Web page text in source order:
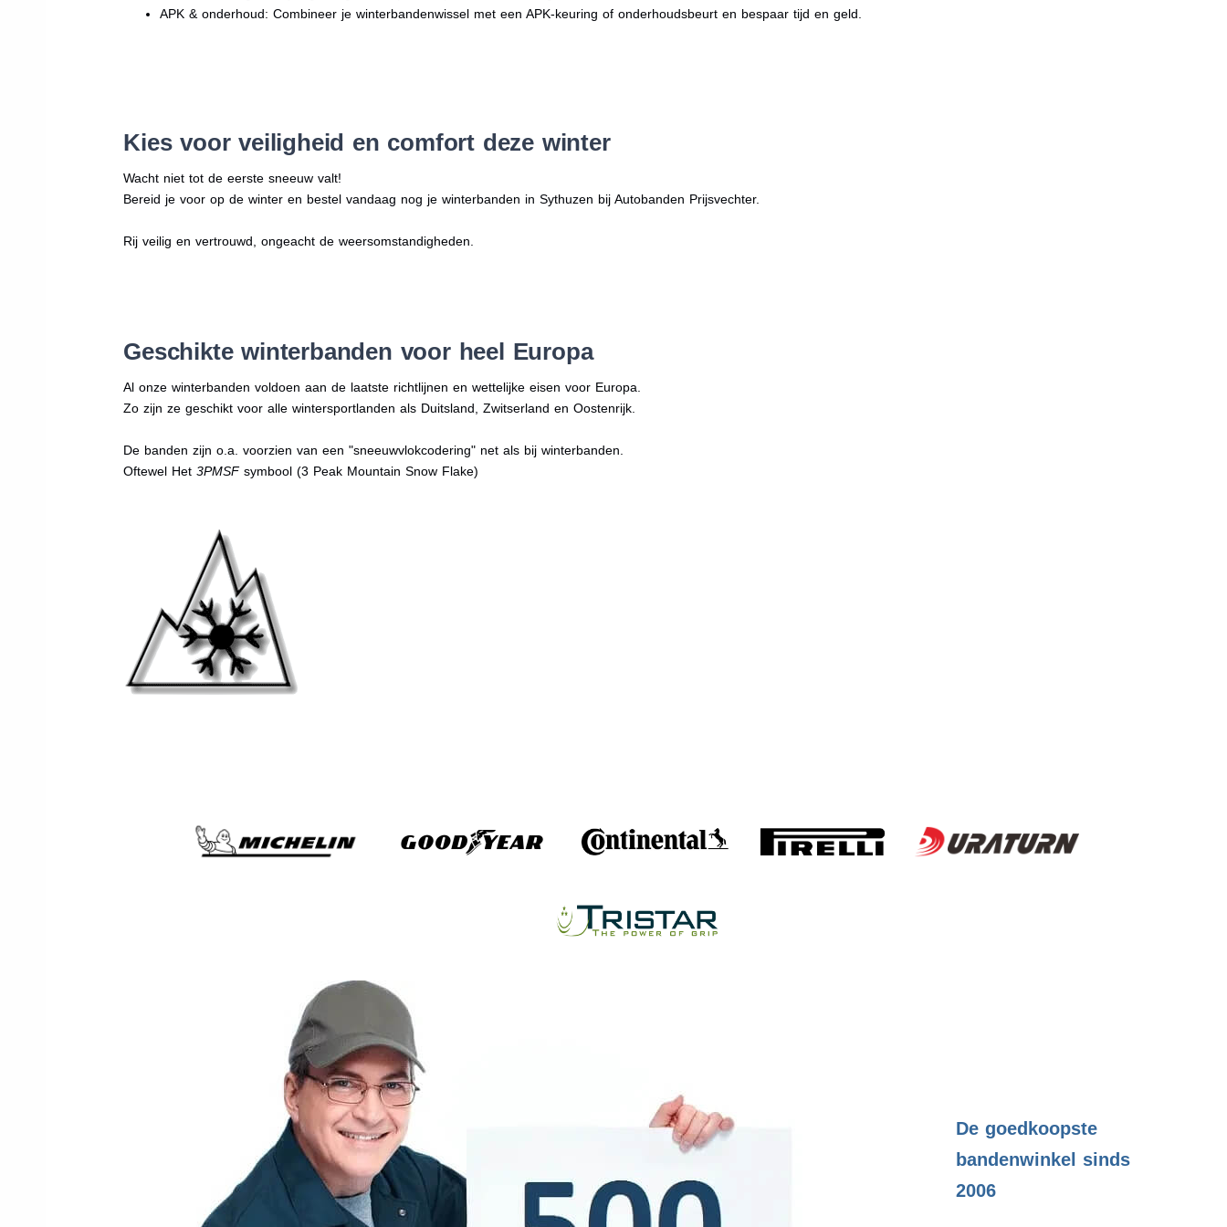
APK & onderhoud: Combineer je winterbandenwissel met een APK-keuring of onderhoudsbeurt en bespaar tijd en geld.
Kies voor veiligheid en comfort deze winter
Wacht niet tot de eerste sneeuw valt!
Bereid je voor op de winter en bestel vandaag nog je winterbanden in Sythuzen bij Autobanden Prijsvechter.
Rij veilig en vertrouwd, ongeacht de weersomstandigheden.
Geschikte winterbanden voor heel Europa
Al onze winterbanden voldoen aan de laatste richtlijnen en wettelijke eisen voor Europa.
Zo zijn ze geschikt voor alle wintersportlanden als Duitsland, Zwitserland en Oostenrijk.
De banden zijn o.a. voorzien van een "sneeuwvlokcodering" net als bij winterbanden.
Oftewel Het3PMSFsymbool (3 Peak Mountain Snow Flake)
De goedkoopste
bandenwinkel sinds
2006